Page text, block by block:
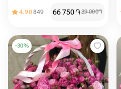
4.90849 66 750֏89 000֏
-30%